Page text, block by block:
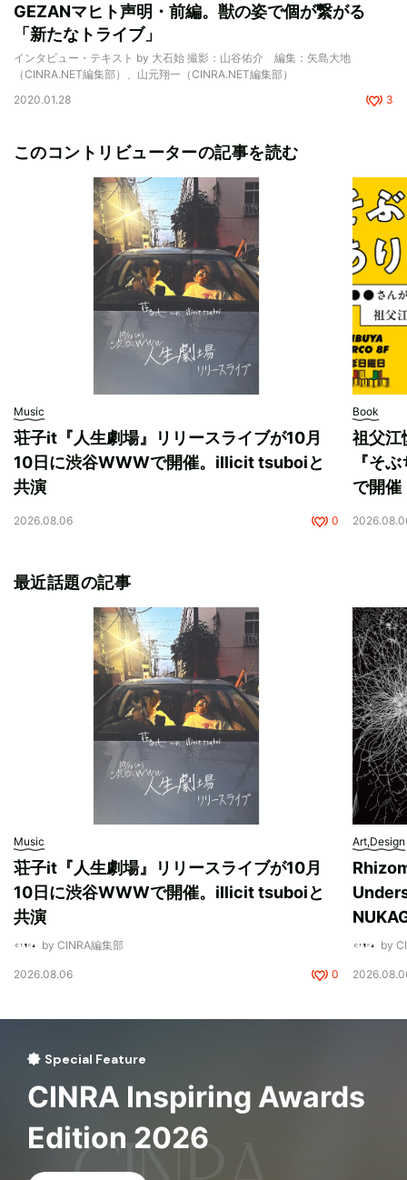
GEZANマヒト声明・前編。獣の姿で個が繋がる
「新たなトライブ」
インタビュー・テキスト by 大石始 撮影：山谷佑介 編集：矢島大地
（CINRA.NET編集部）、山元翔一（CINRA.NET編集部）
2020.01.28
3
このコントリビューターの記事を読む
Music
荘子it『人生劇場』リリースライブが10月
10日に渋谷WWWで開催。illicit tsuboiと
共演
2026.08.06 0
Book
祖父江
『そ
で開催
最近話題の記事
Music
荘子it『人生劇場』リリースライブが10月
10日に渋谷WWWで開催。illicit tsuboiと
共演
by CINRA編集部
2026.08.06 0
Art,Design
by
Special Feature
CINRA Inspiring Awards
Edition 2026